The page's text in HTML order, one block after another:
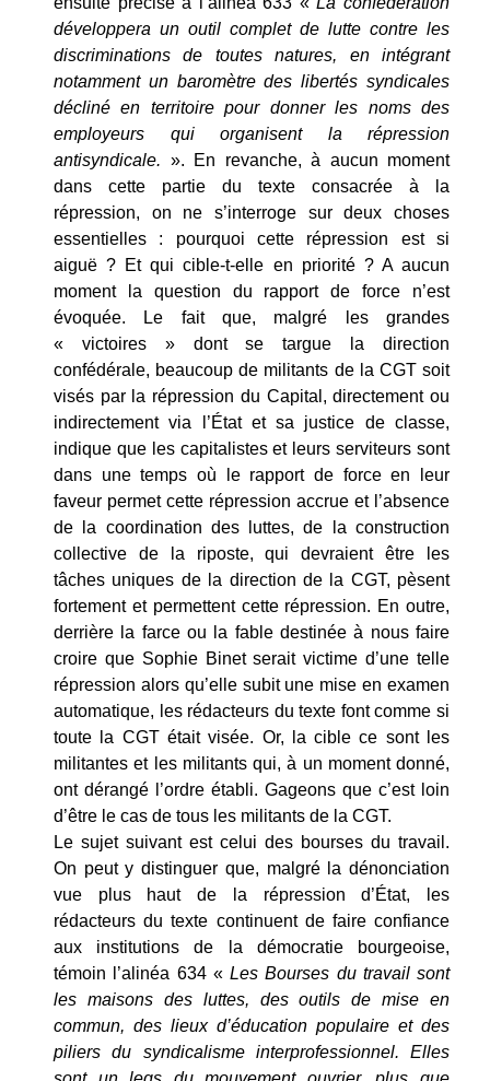
développera un outil complet de lutte contre les
discriminations de toutes natures, en intégrant
notamment un baromètre des libertés syndicales
décliné en territoire pour donner les noms des
employeurs qui organisent la répression
antisyndicale. ». En revanche, à aucun moment
dans cette partie du texte consacrée à la
répression, on ne s’interroge sur deux choses
essentielles : pourquoi cette répression est si
aiguë ? Et qui cible-t-elle en priorité ? A aucun
moment la question du rapport de force n’est
évoquée. Le fait que, malgré les grandes
« victoires » dont se targue la direction
confédérale, beaucoup de militants de la CGT soit
visés par la répression du Capital, directement ou
indirectement via l’État et sa justice de classe,
indique que les capitalistes et leurs serviteurs sont
dans une temps où le rapport de force en leur
faveur permet cette répression accrue et l’absence
de la coordination des luttes, de la construction
collective de la riposte, qui devraient être les
tâches uniques de la direction de la CGT, pèsent
fortement et permettent cette répression. En outre,
derrière la farce ou la fable destinée à nous faire
croire que Sophie Binet serait victime d’une telle
répression alors qu’elle subit une mise en examen
automatique, les rédacteurs du texte font comme si
toute la CGT était visée. Or, la cible ce sont les
militantes et les militants qui, à un moment donné,
ont dérangé l’ordre établi. Gageons que c’est loin
d’être le cas de tous les militants de la CGT.
Le sujet suivant est celui des bourses du travail.
On peut y distinguer que, malgré la dénonciation
vue plus haut de la répression d’État, les
rédacteurs du texte continuent de faire confiance
aux institutions de la démocratie bourgeoise,
témoin l’alinéa 634 « Les Bourses du travail sont
les maisons des luttes, des outils de mise en
commun, des lieux d’éducation populaire et des
piliers du syndicalisme interprofessionnel. Elles